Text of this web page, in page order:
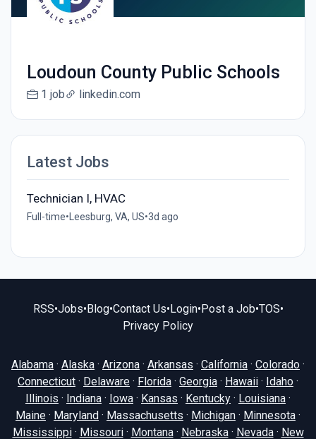
Loudoun County Public Schools
1 job linkedin.com
Latest Jobs
Technician I, HVAC
Full-time• Leesburg, VA, US•3d ago
RSS•Jobs• Blog•Contact Us• Login• Post a Job•TOS•
Privacy Policy
Alabama · Alaska · Arizona · Arkansas · California · Colorado ·
Connecticut · Delaware · Florida · Georgia · Hawaii · Idaho ·
Illinois · Indiana · Iowa · Kansas · Kentucky · Louisiana ·
Maine · Maryland · Massachusetts · Michigan · Minnesota ·
Mississippi· Missouri· Montana· Nebraska· Nevada· New